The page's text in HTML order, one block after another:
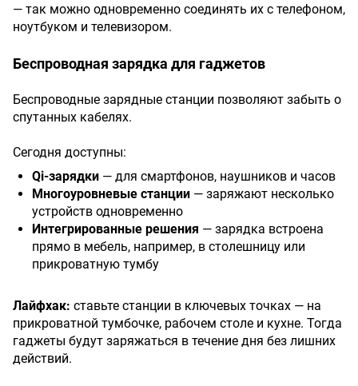
— так можно одновременно соединять их с телефоном,
ноутбуком и телевизором.
Беспроводная зарядка для гаджетов
Беспроводные зарядные станции позволяют забыть о
спутанных кабелях.
Сегодня доступны:
Qi-зарядки — для смартфонов, наушников и часов
Многоуровневые станции — заряжают несколько
устройств одновременно
Интегрированные решения — зарядка встроена
прямо в мебель, например, в столешницу или
прикроватную тумбу
Лайфхак: ставьте станции в ключевых точках — на
прикроватной тумбочке, рабочем столе и кухне. Тогда
гаджеты будут заряжаться в течение дня без лишних
действий.